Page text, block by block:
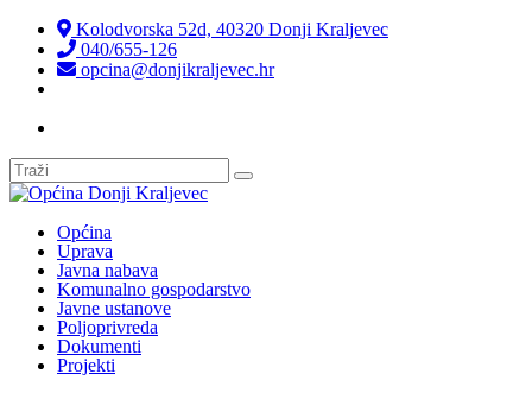
Kolodvorska 52d, 40320 Donji Kraljevec
040/655-126
opcina@donjikraljevec.hr
Općina
Uprava
Javna nabava
Komunalno gospodarstvo
Javne ustanove
Poljoprivreda
Dokumenti
Projekti